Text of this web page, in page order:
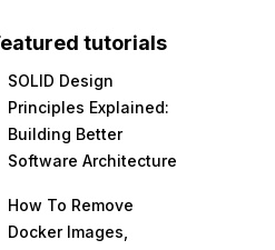
tutorials
SOLID Design
Principles Explained:
Building Better
Software Architecture
How To Remove
Docker Images,